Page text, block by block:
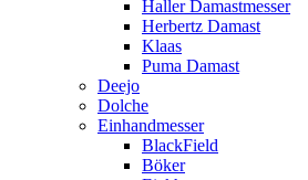
Haller Damastmesser
Herbertz Damast
Klaas
Puma Damast
Deejo
Dolche
Einhandmesser
BlackField
Böker